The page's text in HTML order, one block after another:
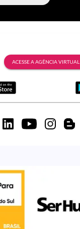
ACESSE A AGÊNCIA VIRTUAL